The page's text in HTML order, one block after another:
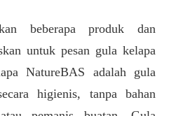
beberapa produk dan
untuk pesan gula kelapa
NatureBAS adalah gula
higienis, tanpa bahan